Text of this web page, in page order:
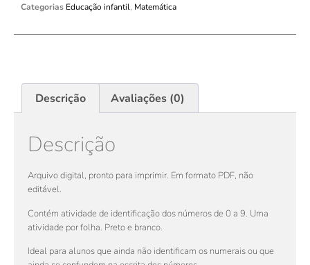
Categorias Educação infantil, Matemática
Descrição Avaliações (0)
Descrição
Arquivo digital, pronto para imprimir. Em formato PDF, não
editável.
Contém atividade de identificação dos números de 0 a 9. Uma
atividade por folha. Preto e branco.
Ideal para alunos que ainda não identificam os numerais ou que